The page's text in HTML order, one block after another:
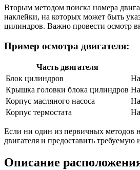
Вторым методом поиска номера
наклейки, на которых может быть
цилиндров. Важно провести осмотр
Пример осмотра двигателя:
Часть двигателя
Блок цилиндров
Крышка головки блока цилиндров
Корпус масляного насоса
Корпус термостата
Если ни один из первичных методов
двигателя и предоставить
Описание